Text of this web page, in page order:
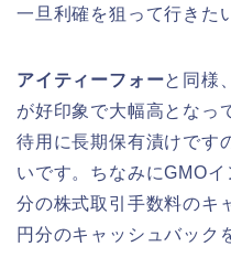
一旦利確を狙って行きた
アイティーフォーと同様、
が好印象で大幅高となっ
待用に長期保有漬けです
いです。ちなみにGMO
分の株式取引手数料のキ
円分のキャッシュバック